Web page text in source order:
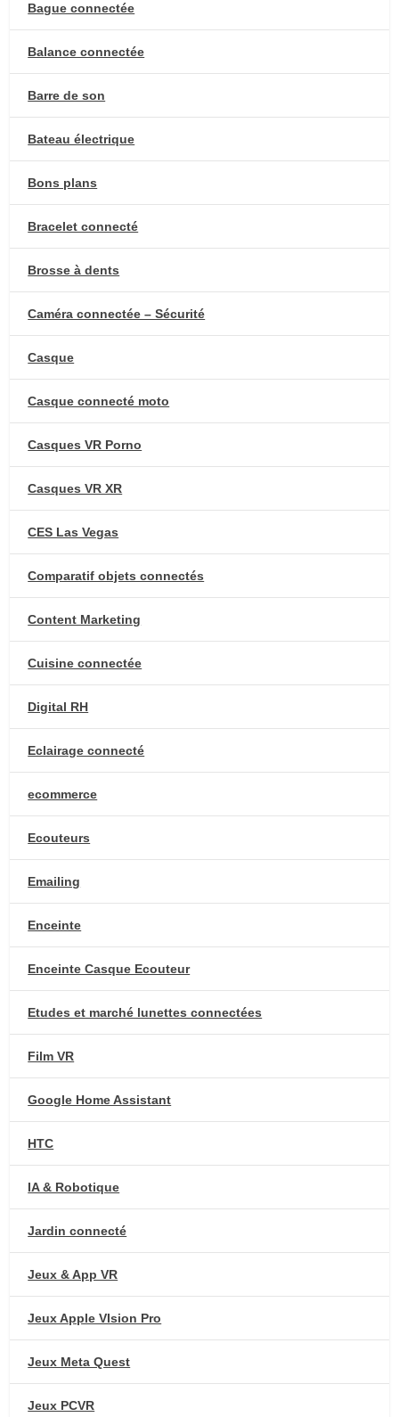
Bague connectée
Balance connectée
Barre de son
Bateau électrique
Bons plans
Bracelet connecté
Brosse à dents
Caméra connectée – Sécurité
Casque
Casque connecté moto
Casques VR Porno
Casques VR XR
CES Las Vegas
Comparatif objets connectés
Content Marketing
Cuisine connectée
Digital RH
Eclairage connecté
ecommerce
Ecouteurs
Emailing
Enceinte
Enceinte Casque Ecouteur
Etudes et marché lunettes connectées
Film VR
Google Home Assistant
HTC
IA & Robotique
Jardin connecté
Jeux & App VR
Jeux Apple VIsion Pro
Jeux Meta Quest
Jeux PCVR